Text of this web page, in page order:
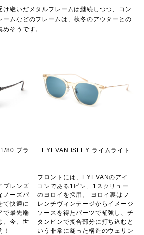
け継いだメタルフレームは継続しつつ、コン
ームなどのフレームは、秋冬のアウターとの
そうです。
80 ブラ
プレンズ
ノーズパ
て快適に
で最先端
、今、世
EYEVAN ISLEY ライムライト
フロントには、EYEVANのアイ
コンである1ピン、1スクリュー
のヨロイを採用。 ヨロイ裏はフ
レンチヴィンテージからイメージ
ソースを得たパーツで補強し、チ
タンピンで接合部分に打ち込むと
いう非常に凝った構造のウェリン